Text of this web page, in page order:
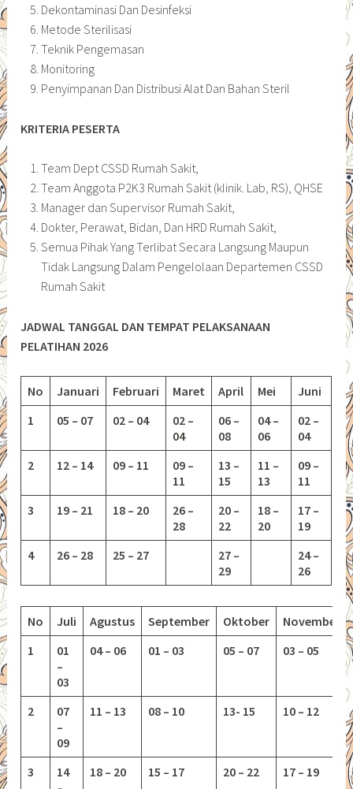
Dekontaminasi Dan Desinfeksi
Metode Sterilisasi
Teknik Pengemasan
Monitoring
Penyimpanan Dan Distribusi Alat Dan Bahan Steril
KRITERIA PESERTA
Team Dept CSSD Rumah Sakit,
Team Anggota P2K3 Rumah Sakit (klinik. Lab, RS), QHSE
Manager dan Supervisor Rumah Sakit,
Dokter, Perawat, Bidan, Dan HRD Rumah Sakit,
Semua Pihak Yang Terlibat Secara Langsung Maupun
Tidak Langsung Dalam Pengelolaan Departemen CSSD
Rumah Sakit
JADWAL TANGGAL DAN TEMPAT PELAKSANAAN
PELATIHAN 2026
No Januari Februari Maret April Mei
Juni
1
05 – 07 02 – 04
02 –
04
06 –
08
04 –
06
02 –
04
2
12 – 14 09 – 11
09 –
11
13 –
15
11 –
13
09 –
11
3
19 – 21 18 – 20
26 –
28
20 –
22
18 –
20
17 –
19
4
26 – 28 25 – 27
27 –
29
24 –
26
No Juli Agustus September Oktober
November
1
01
–
03
04 – 06 01 – 03 05 – 07 03 – 05
2
07
–
09
11 – 13 08 – 10 13- 15 10 – 12
3
14
18 – 20 15 – 17 20 – 22 17 – 19